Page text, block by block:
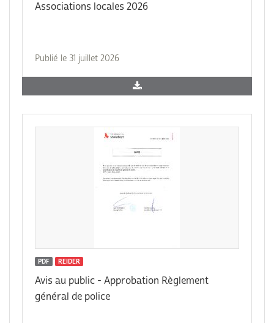
Associations locales 2026
Publié le 31 juillet 2026
PDF REIDER
Avis au public - Approbation Règlement
général de police